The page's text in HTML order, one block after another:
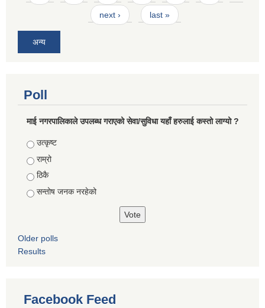
next › last »
अन्य
Poll
माई नगरपालिकाले उपलब्ध गराएको सेवा/सुविधा यहाँ हरुलाई कस्तो लाग्यो ?
Choices
उत्कृष्ट
राम्रो
ठिकै
सन्तोष जनक नरहेको
Older polls
Results
Facebook Feed